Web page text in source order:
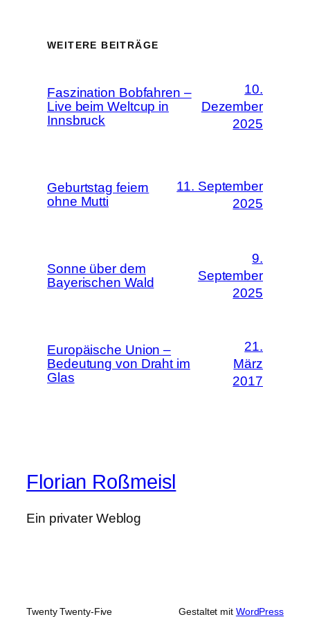
WEITERE BEITRÄGE
Faszination Bobfahren –
Live beim Weltcup in
Innsbruck
10.
Dezember
2025
Geburtstag feiern
ohne Mutti
11. September
2025
Sonne über dem
Bayerischen Wald
9.
September
2025
Europäische Union –
Bedeutung von Draht im
Glas
21.
März
2017
Florian Roßmeisl
Ein privater Weblog
Twenty Twenty-Five Gestaltet mit WordPress